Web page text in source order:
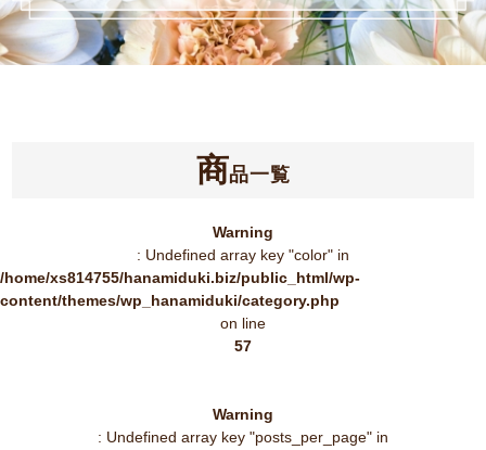
商品一覧
Warning
: Undefined array key "color" in
/home/xs814755/hanamiduki.biz/public_html/wp-
content/themes/wp_hanamiduki/category.php
on line
57
Warning
: Undefined array key "posts_per_page" in